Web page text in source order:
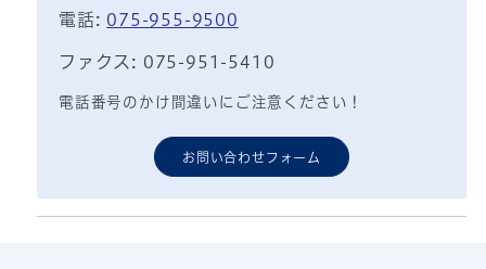
電話: 075-955-9500
ファクス: 075-951-5410
電話番号のかけ間違いにご注意ください！
お問い合わせフォーム